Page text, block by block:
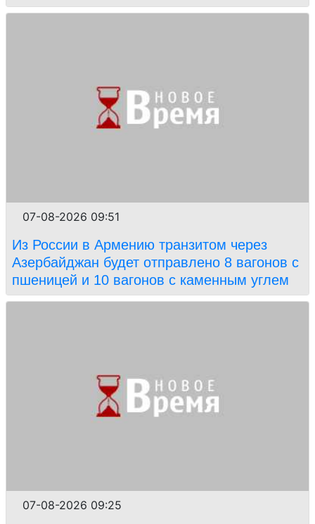
07-08-2026 09:51
Из России в Армению транзитом через
Азербайджан будет отправлено 8 вагонов с
пшеницей и 10 вагонов с каменным углем
07-08-2026 09:25